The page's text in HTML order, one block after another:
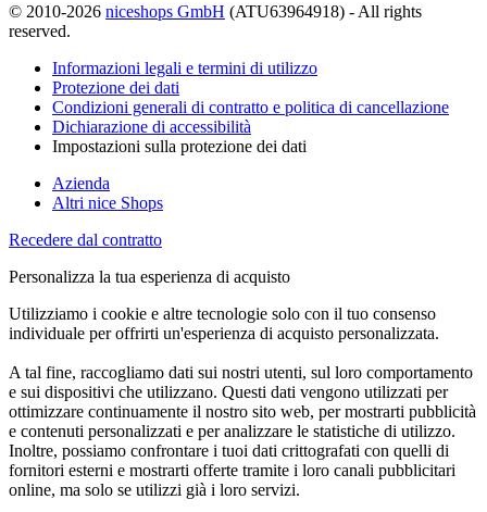
© 2010-2026 niceshops GmbH (ATU63964918) - All rights
reserved.
Informazioni legali e termini di utilizzo
Protezione dei dati
Condizioni generali di contratto e politica di cancellazione
Dichiarazione di accessibilità
Impostazioni sulla protezione dei dati
Azienda
Altri nice Shops
Recedere dal contratto
Personalizza la tua esperienza di acquisto
Utilizziamo i cookie e altre tecnologie solo con il tuo consenso
individuale per offrirti un'esperienza di acquisto personalizzata.
A tal fine, raccogliamo dati sui nostri utenti, sul loro comportamento
e sui dispositivi che utilizzano. Questi dati vengono utilizzati per
ottimizzare continuamente il nostro sito web, per mostrarti pubblicità
e contenuti personalizzati e per analizzare le statistiche di utilizzo.
Inoltre, possiamo confrontare i tuoi dati crittografati con quelli di
fornitori esterni e mostrarti offerte tramite i loro canali pubblicitari
online, ma solo se utilizzi già i loro servizi.